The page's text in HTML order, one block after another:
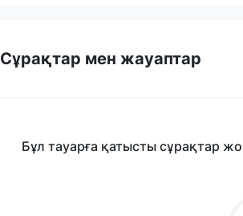
Сұрақтар мен жауаптар
Бұл тауарға қатысты сұрақтар